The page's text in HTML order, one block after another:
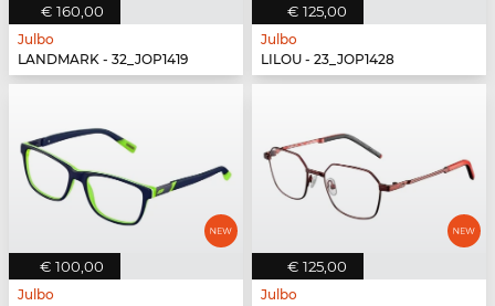
€ 160,00
Julbo
LANDMARK - 32_JOP1419
€ 125,00
Julbo
LILOU - 23_JOP1428
€ 100,00
Julbo
€ 125,00
Julbo